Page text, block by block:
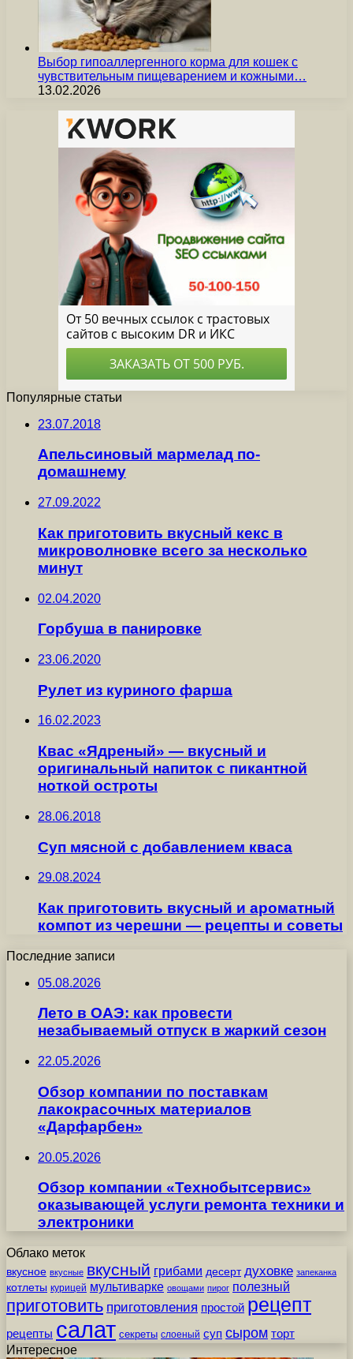
Выбор гипоаллергенного корма для кошек с
чувствительным пищеварением и кожными…
13.02.2026
Популярные статьи
23.07.2018
Апельсиновый мармелад по-
домашнему
27.09.2022
Как приготовить вкусный кекс в
микроволновке всего за несколько
минут
02.04.2020
Горбуша в панировке
23.06.2020
Рулет из куриного фарша
16.02.2023
Квас «Ядреный» — вкусный и
оригинальный напиток с пикантной
ноткой остроты
28.06.2018
Суп мясной с добавлением кваса
29.08.2024
Как приготовить вкусный и ароматный
компот из черешни — рецепты и советы
Последние записи
05.08.2026
Лето в ОАЭ: как провести
незабываемый отпуск в жаркий сезон
22.05.2026
Обзор компании по поставкам
лакокрасочных материалов
«Дарфарбен»
20.05.2026
Обзор компании «Технобытсервис»
оказывающей услуги ремонта техники и
электроники
Облако меток
вкусное вкусные вкусный грибами десерт духовке запеканка
котлеты курицей мультиварке овощами пирог полезный
приготовить приготовления простой рецепт
рецепты салат секреты слоеный суп сыром торт
Интересное